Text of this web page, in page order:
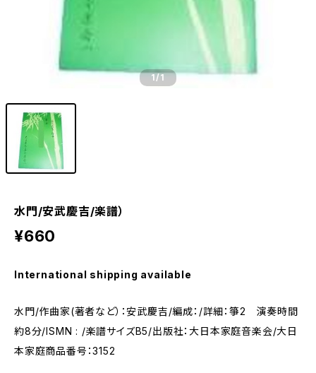
1/1
水門/安武慶吉/楽譜）
¥660
International shipping available
水門/作曲家(著者など）：安武慶吉/編成：/詳細：箏2 演奏時間
約8分/ISMN : /楽譜サイズB5/出版社：大日本家庭音楽会/大日
本家庭商品番号：3152